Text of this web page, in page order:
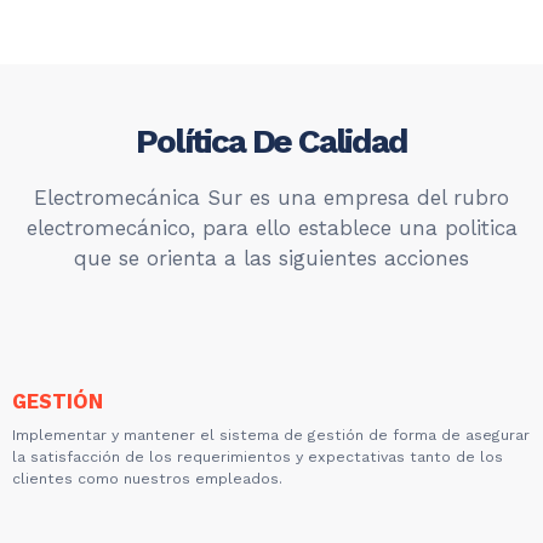
Política De Calidad
Electromecánica Sur es una empresa del rubro
electromecánico, para ello establece una politica
que se orienta a las siguientes acciones
GESTIÓN
Implementar y mantener el sistema de gestión de forma de asegurar
la satisfacción de los requerimientos y expectativas tanto de los
clientes como nuestros empleados.